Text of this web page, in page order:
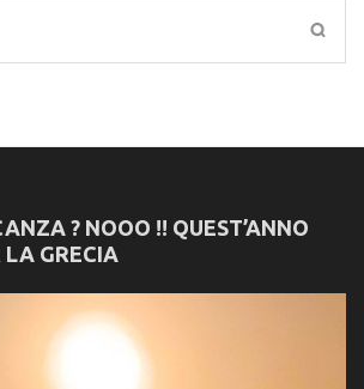
? NOOO !! QUEST’ANNO
LA GRECIA